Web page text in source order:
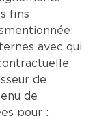
fins
avec qui
de
de
pour :